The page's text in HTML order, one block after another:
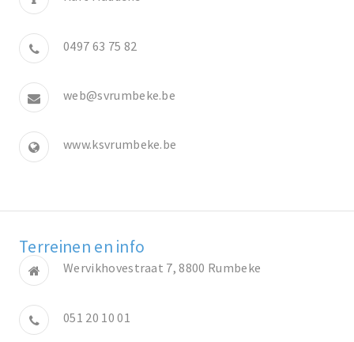
0497 63 75 82
web@svrumbeke.be
www.ksvrumbeke.be
Terreinen en info
Wervikhovestraat 7, 8800 Rumbeke
051 20 10 01